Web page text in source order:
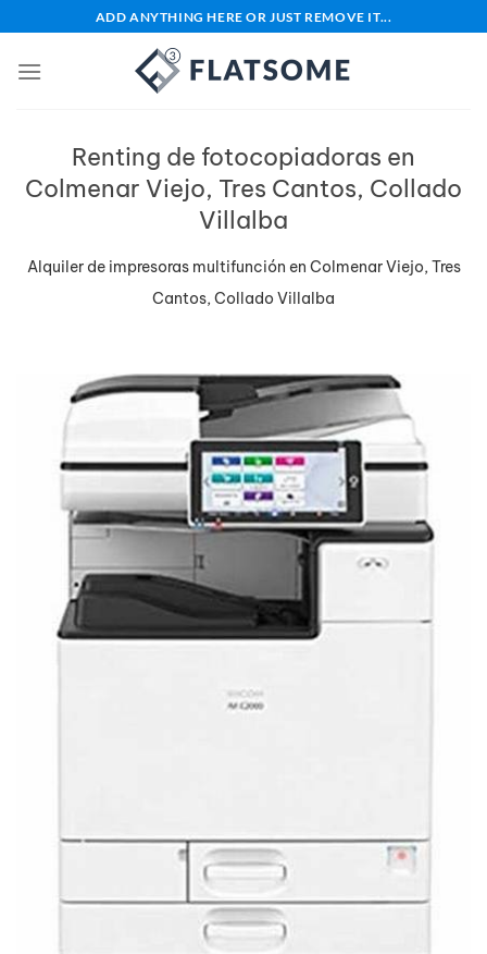
al
contenido
ADD ANYTHING HERE OR JUST REMOVE IT...
Renting de fotocopiadoras en
Colmenar Viejo, Tres Cantos, Collado
Villalba
Alquiler de impresoras multifunción en Colmenar Viejo, Tres
Cantos, Collado Villalba